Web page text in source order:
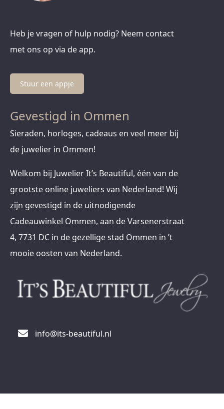
Heb je vragen of hulp nodig? Neem contact
met ons op via de app.
Stuur een appje
Gevestigd in Ommen
Sieraden, horloges, cadeaus en veel meer bij
de juwelier in Ommen!
Welkom bij Juwelier It’s Beautiful, één van de
grootste online juweliers van Nederland! Wij
zijn gevestigd in de uitnodigende
Cadeauwinkel Ommen, aan de Varsenerstraat
4, 7731 DC in de gezellige stad Ommen in ’t
mooie oosten van Nederland.
info@its-beautiful.nl